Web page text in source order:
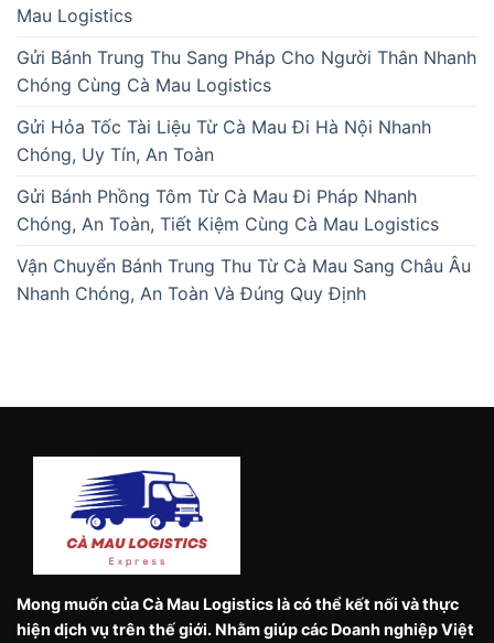
Mau Logistics
Gửi Bánh Trung Thu Sang Pháp Cho Người Thân Nhanh
Chóng Cùng Cà Mau Logistics
Gửi Hỏa Tốc Tài Liệu Từ Cà Mau Đi Hà Nội Nhanh
Chóng, Uy Tín, An Toàn
Gửi Bánh Phồng Tôm Từ Cà Mau Đi Pháp Nhanh
Chóng, An Toàn, Tiết Kiệm Cùng Cà Mau Logistics
Vận Chuyển Bánh Trung Thu Từ Cà Mau Sang Châu Âu
Nhanh Chóng, An Toàn Và Đúng Quy Định
Mong muốn của Cà Mau Logistics là có thể kết nối và thực
hiện dịch vụ trên thế giới. Nhằm giúp các Doanh nghiệp Việt